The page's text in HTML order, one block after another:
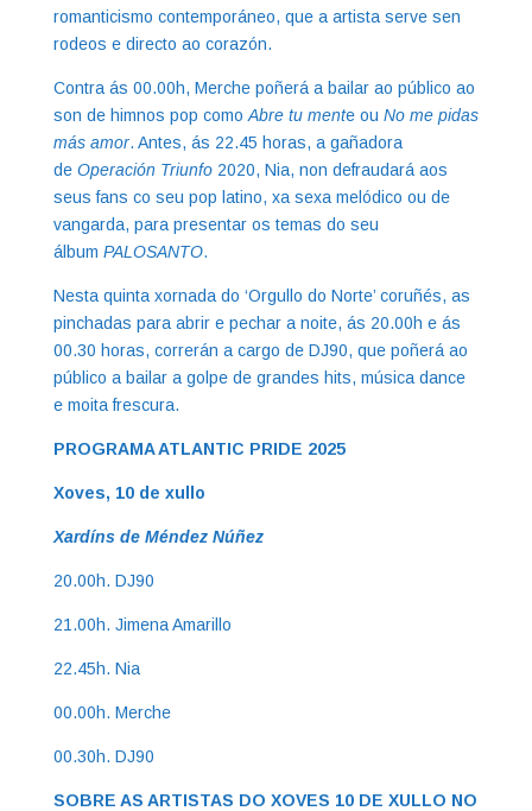
romanticismo contemporáneo, que a artista serve sen
rodeos e directo ao corazón.
Contra ás 00.00h, Merche poñerá a bailar ao público ao
son de himnos pop como Abre tu mente ou No me pidas
más amor. Antes, ás 22.45 horas, a gañadora
de Operación Triunfo2020, Nia, non defraudará aos
seus fans co seu pop latino, xa sexa melódico ou de
vangarda, para presentar os temas do seu
álbum PALOSANTO.
Nesta quinta xornada do ‘Orgullo do Norte’ coruñés, as
pinchadas para abrir e pechar a noite, ás 20.00h e ás
00.30 horas, correrán a cargo de DJ90, que poñerá ao
público a bailar a golpe de grandes hits, música dance
e moita frescura.
PROGRAMA ATLANTIC PRIDE 2025
Xoves, 10 de xullo
Xardíns de Méndez Núñez
20.00h. DJ90
21.00h. Jimena Amarillo
22.45h. Nia
00.00h. Merche
00.30h. DJ90
SOBRE AS ARTISTAS DO XOVES 10 DE XULLO NO